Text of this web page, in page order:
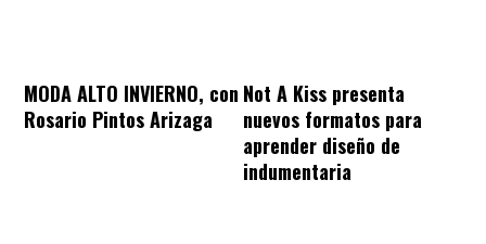
MODA ALTO INVIERNO, con
Rosario Pintos Arizaga
Not A Kiss presenta
nuevos formatos para
aprender diseño de
indumentaria